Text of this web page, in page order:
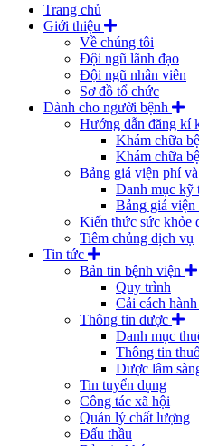
Trang chủ
Giới thiệu
Về chúng tôi
Đội ngũ lãnh đạo
Đội ngũ nhân viên
Sơ đồ tổ chức
Dành cho người bệnh
Hướng dẫn đăng kí
Khám chữa
Khám chữa
Bảng giá viện phí
Danh mục kỹ
Bảng giá
Kiến thức sức khỏe
Tiêm chủng dịch vụ
Tin tức
Bản tin bệnh viện
Quy trình
Cải cách
Thông tin dược
Danh mục
Thông tin
Dược lâm
Tin tuyển dụng
Công tác xã hội
Quản lý chất lượng
Đấu thầu